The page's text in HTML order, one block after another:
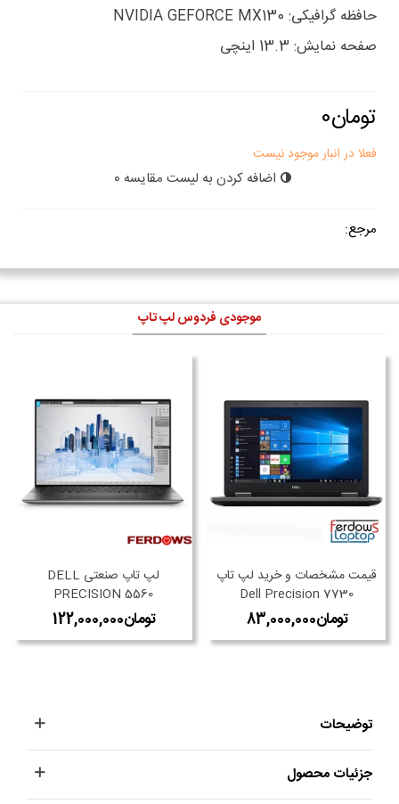
حافظه گرافیکی: NVIDIA GEFORCE MX130
صفحه نمایش: 13.3 اینچی
فعلا در انبار موجود نیست
اضافه کردن به لیست مقایسه 0
مرجع:
موجودی فردوس لپ تاپ
قیمت مشخصات و خرید لپ تاپ
Dell Precision 7730
لپ تاپ صنعتی DELL
PRECISION 5560
توضیحات
جزئیات محصول